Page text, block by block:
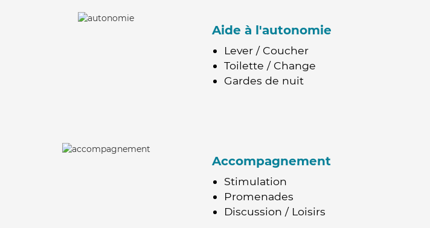
Aide à l'autonomie
Lever / Coucher
Toilette / Change
Gardes de nuit
Accompagnement
Stimulation
Promenades
Discussion / Loisirs